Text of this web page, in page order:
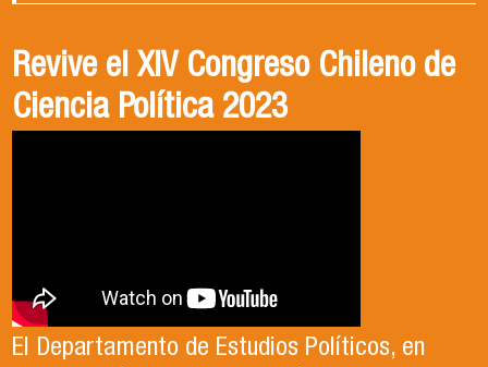
PALABRA FAHU | Crisis de
Seguridad en Chile - Entrevista
Egresados Internacionales en
Acción: Antonia Abarca
Antonia egresó de la Licenciatura en Estudios
Revive el XIV Congreso Chileno de
Ciencia Política 2023
El Departamento de Estudios Políticos, en